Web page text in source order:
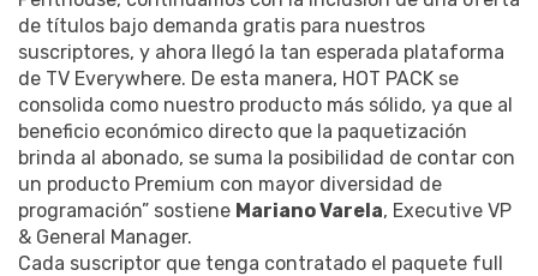
de títulos bajo demanda gratis para nuestros
suscriptores, y ahora llegó la tan esperada plataforma
de TV Everywhere. De esta manera, HOT PACK se
consolida como nuestro producto más sólido, ya que al
beneficio económico directo que la paquetización
brinda al abonado, se suma la posibilidad de contar con
un producto Premium con mayor diversidad de
programación” sostiene Mariano Varela, Executive VP
& General Manager.
Cada suscriptor que tenga contratado el paquete full